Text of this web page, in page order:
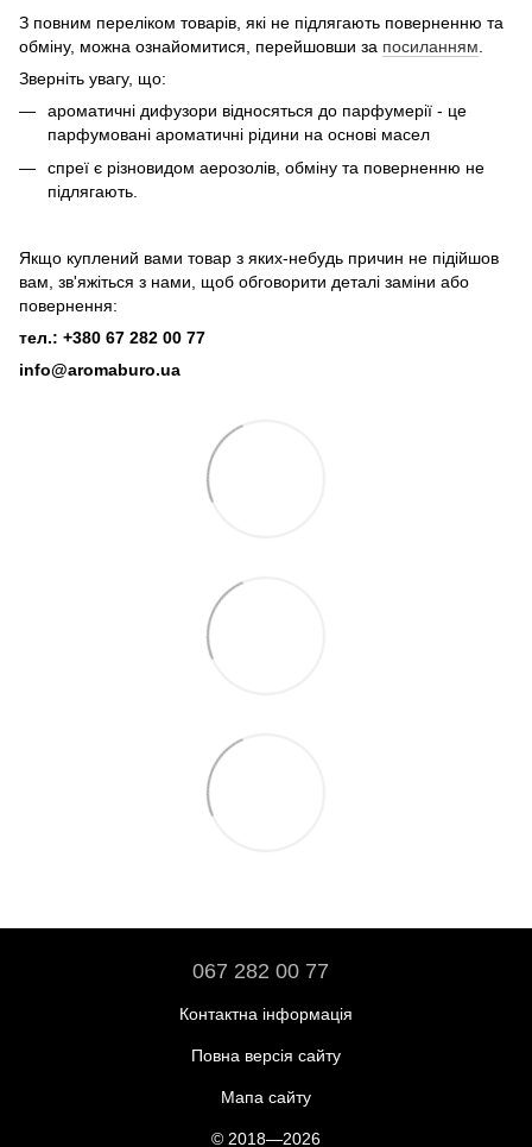
З повним переліком товарів, які не підлягають поверненню та
обміну, можна ознайомитися, перейшовши за посиланням
Зверніть увагу, що:
ароматичні дифузори відносяться до парфумерії - це
парфумовані ароматичні рідини на основі масел
спреї є різновидом аерозолів, обміну та поверненню не
підлягають.
Якщо куплений вами товар з яких-небудь причин не підійшов
вам, зв'яжіться з нами, щоб обговорити деталі заміни або
повернення:
тел.: +380 67 282 00 77
info@aromaburo.ua
067 282 00 77
Контактна інформація
Повна версія сайту
Мапа сайту
© 2018—2026